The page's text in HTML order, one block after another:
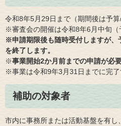
令和8年5月29日まで（期間後は予算
※審査会の開催は令和8年6月中旬（
※申請期限後も随時受付しますが、
を終了します。
※事業開始2か月前までの申請が必要
※事業は令和9年3月31日までに完了
補助の対象者
市内に事務所または活動基盤を有